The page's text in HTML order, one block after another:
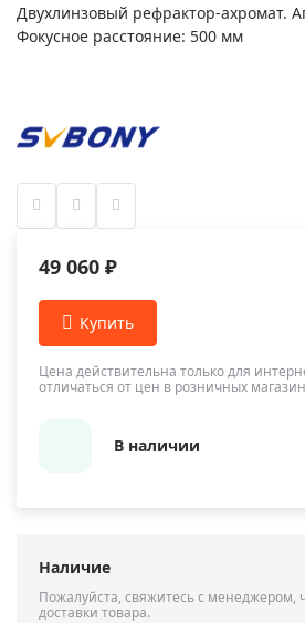
Двухлинзовый рефрактор-ахромат.
Фокусное расстояние: 500 мм
49 060 ₽
Цена действительна только для
отличаться от цен в розничных
В наличии
Наличие
Пожалуйста, свяжитесь с менеджером,
доставки товара.